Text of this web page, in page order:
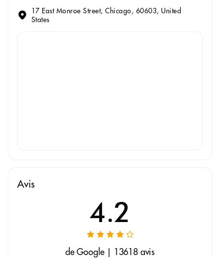
17 East Monroe Street, Chicago, 60603, United
States
Avis
4.2
de Google | 13618 avis